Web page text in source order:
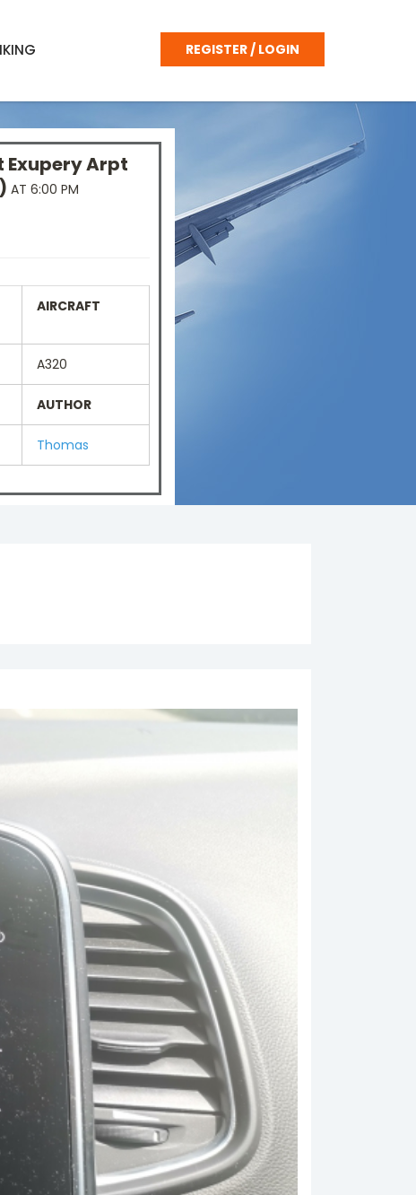
REGISTER / LOGIN
Exupery Arpt
AT 6:00 PM
AIRCRAFT
A320
AUTHOR
Thomas